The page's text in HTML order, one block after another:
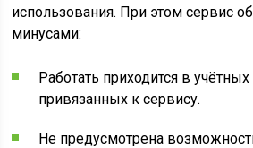
использования. При этом сервис
минусами:
Работать приходится в учётных
привязанных к сервису.
Не предусмотрена